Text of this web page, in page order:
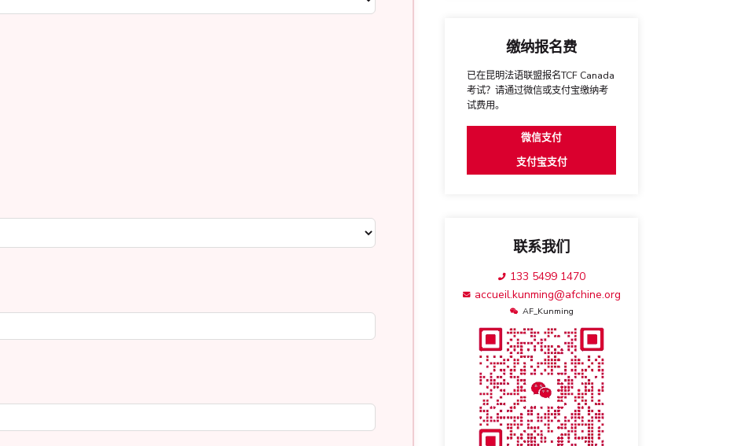
缴纳报名费
已在昆明法语联盟报名TCF Canada
考试？请通过微信或支付宝缴纳考
试费用。
微信支付
支付宝支付
联系我们
133 5499 1470
accueil.kunming@afchine.org
AF_Kunming